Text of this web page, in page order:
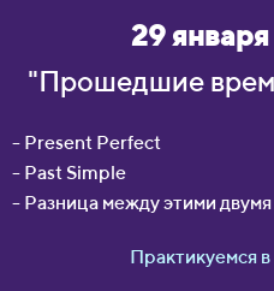
29
"Прошедшие
- Present Perfect
- Past Simple
- Разница между этими
Практикуемся